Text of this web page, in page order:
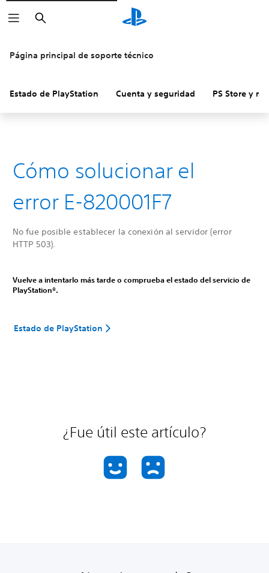
Buscar
Página principal de soporte técnico
Estado de PlayStation Cuenta y seguridad PS Store y
Cómo solucionar el
error E-820001F7
No fue posible establecer la conexión al servidor (error
HTTP 503).
Vuelve a intentarlo más tarde o comprueba el estado del servicio de
PlayStation®.
Estado de PlayStation
¿Fue útil este artículo?